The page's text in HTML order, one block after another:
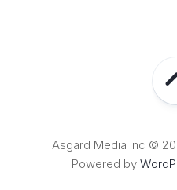
Asgard Media Inc ©
Powered by